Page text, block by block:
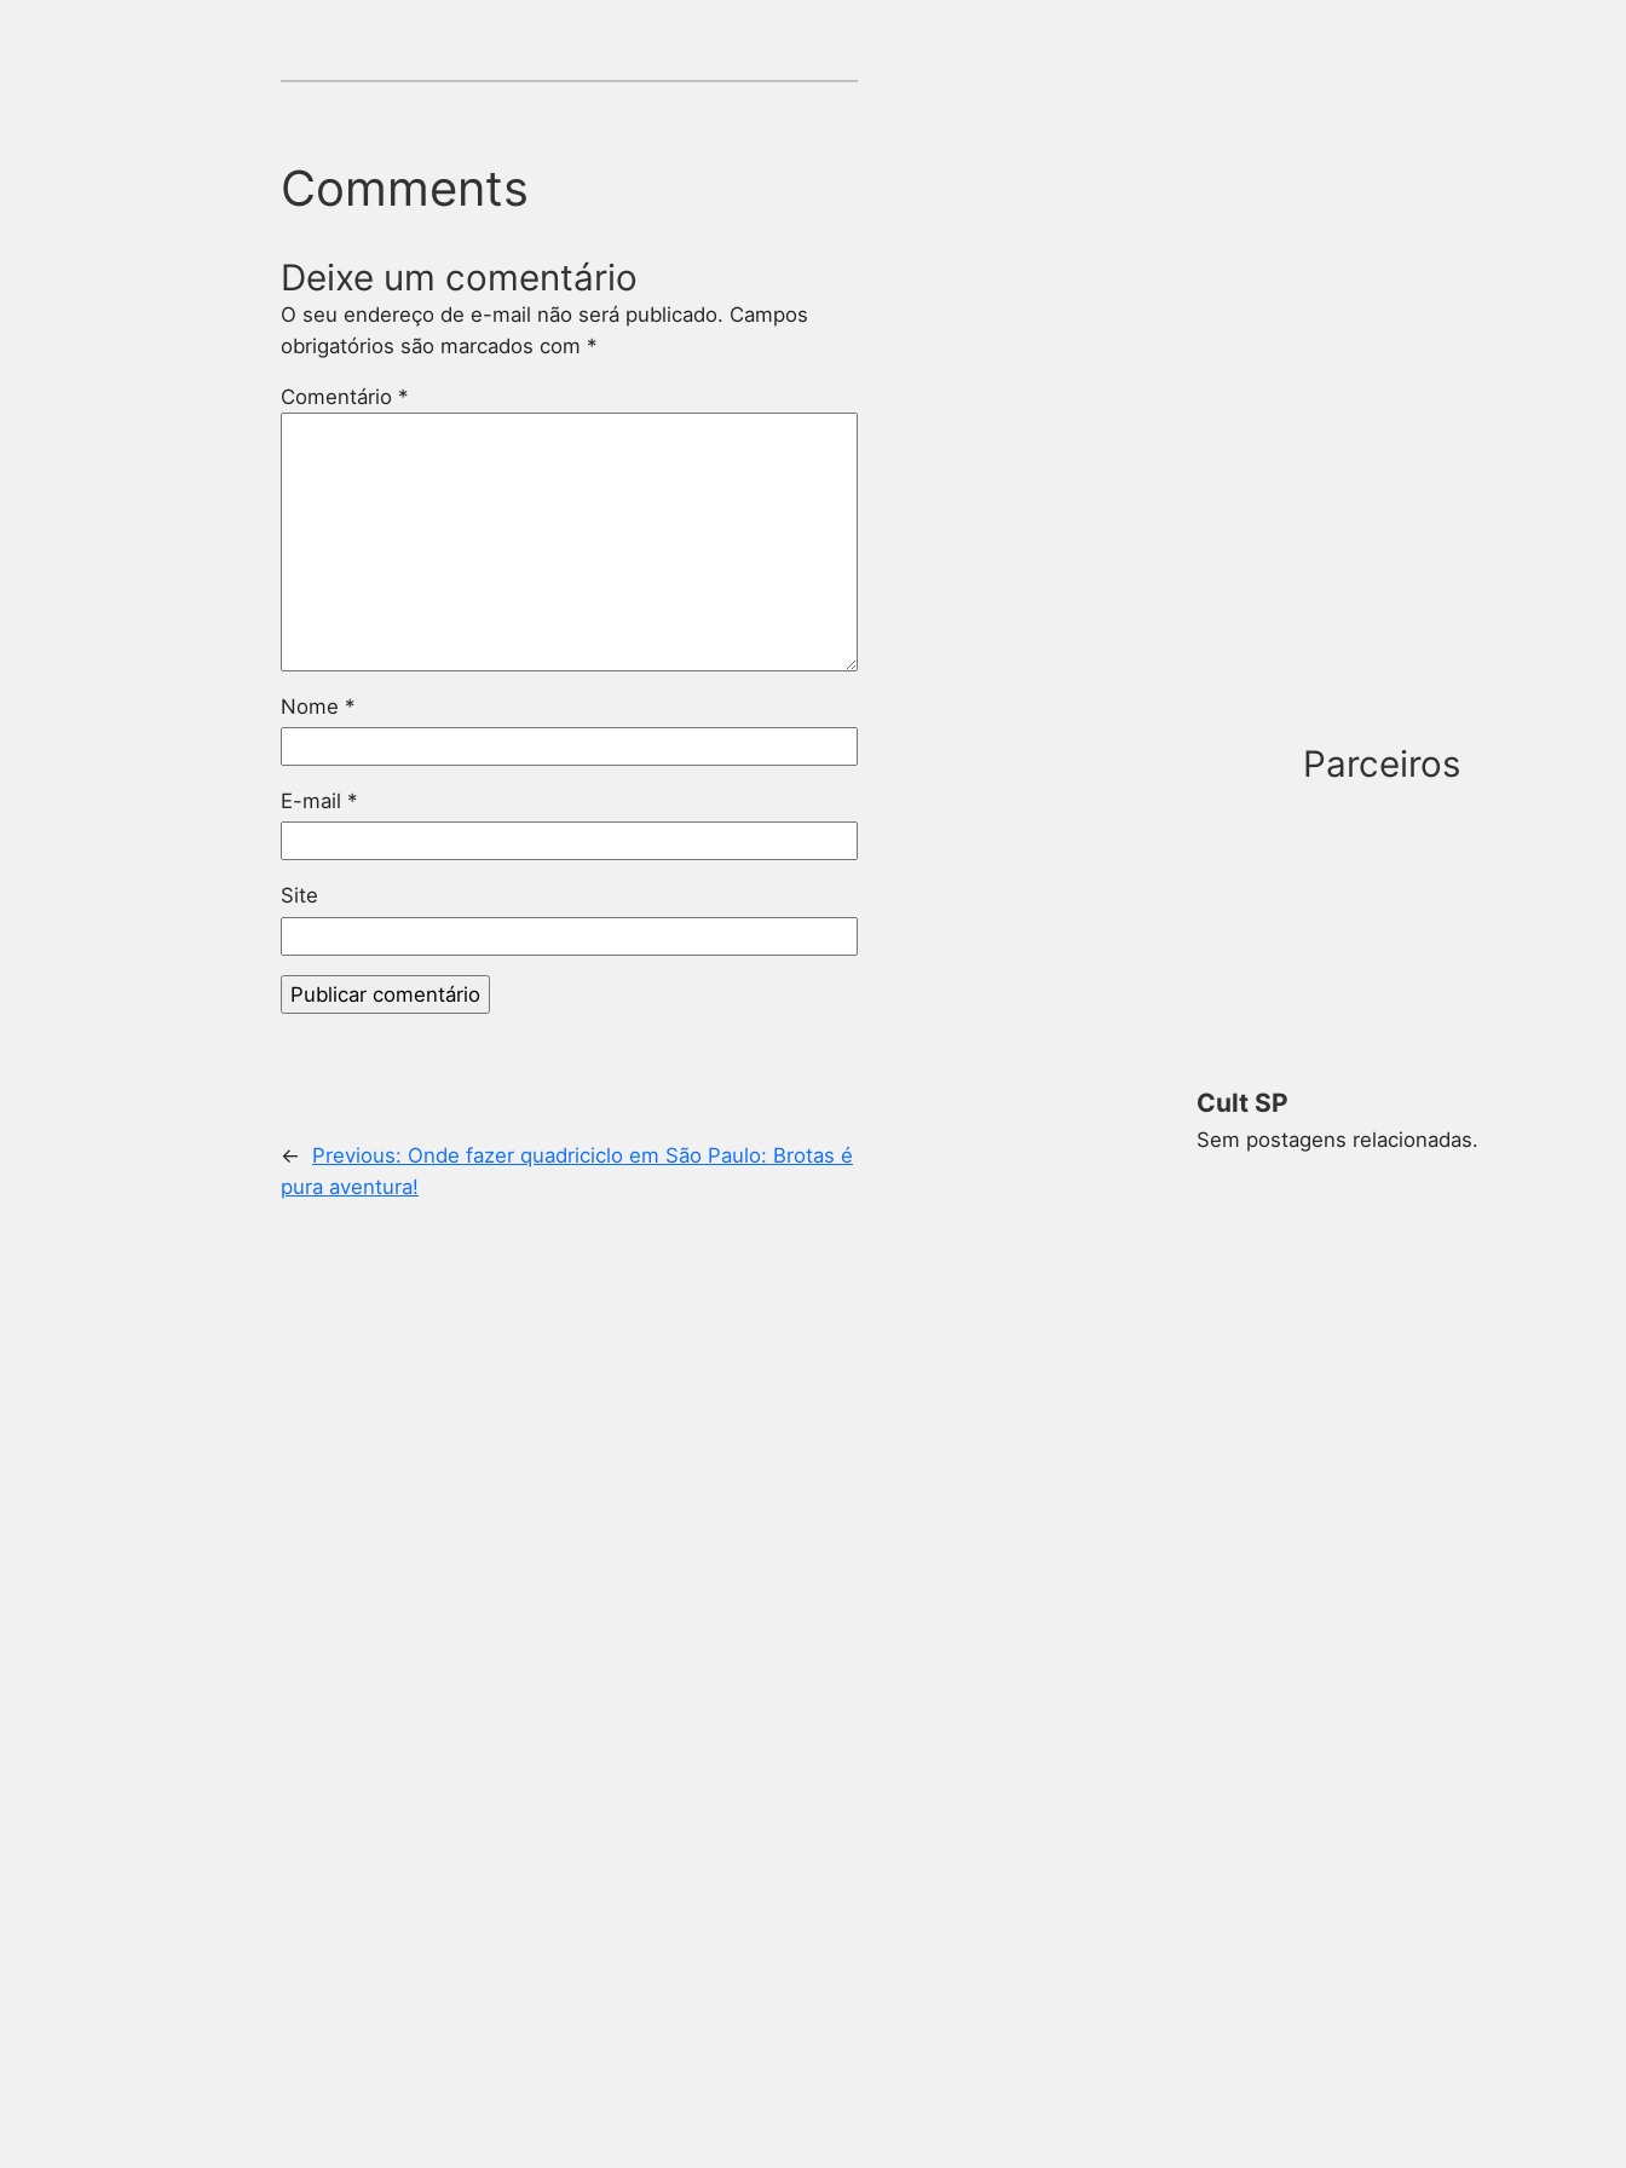
Comments
Deixe um comentário
O seu endereço de e-mail não será publicado. Campos
obrigatórios são marcados com *
Comentário *
Nome *
E-mail *
Site
← Previous: Onde fazer quadriciclo em São Paulo: Brotas é
pura aventura!
Parceiros
Cult SP
Sem postagens relacionadas.